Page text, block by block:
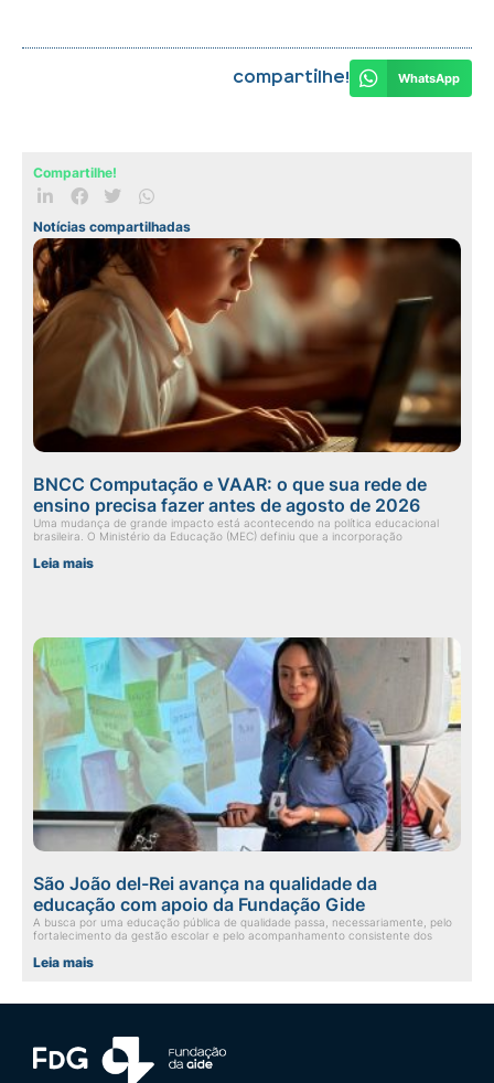
Compartilhe! WhatsApp
Compartilhe!
Notícias compartilhadas
BNCC Computação e VAAR: o que sua rede de
ensino precisa fazer antes de agosto de 2026
Uma mudança de grande impacto está acontecendo na política educacional
brasileira. O Ministério da Educação (MEC) definiu que a incorporação
Leia mais
São João del-Rei avança na qualidade da
educação com apoio da Fundação Gide
A busca por uma educação pública de qualidade passa, necessariamente, pelo
fortalecimento da gestão escolar e pelo acompanhamento consistente dos
Leia mais